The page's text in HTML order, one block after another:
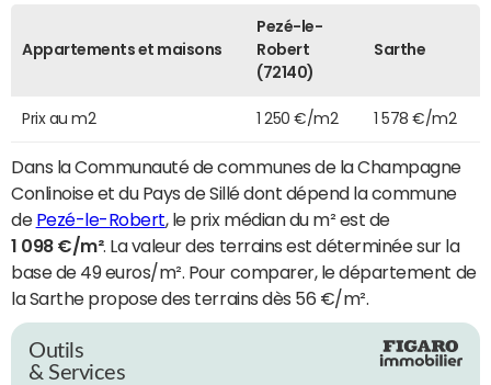
Appartements et maisons
Pezé-le-
Robert
(72140)
Sarthe
Prix au m2 1 250 €/m2 1 578 €/m2
Dans la Communauté de communes de la Champagne
Conlinoise et du Pays de Sillé dont dépend la commune
de Pezé-le-Robert, le prix médian du m² est de
1 098 €/m². La valeur des terrains est déterminée sur la
base de 49 euros/m². Pour comparer, le département de
la Sarthe propose des terrains dès 56 €/m².
Outils
& Services